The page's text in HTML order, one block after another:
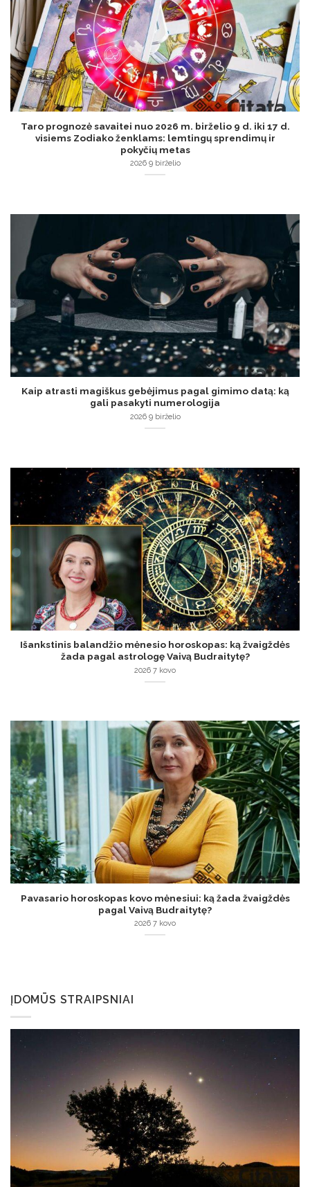
Taro prognozė savaitei nuo 2026 m. birželio 9 d. iki 17 d.
visiems Zodiako ženklams: lemtingų sprendimų ir
pokyčių metas
2026 9 birželio
Kaip atrasti magiškus gebėjimus pagal gimimo datą: ką
gali pasakyti numerologija
2026 9 birželio
Išankstinis balandžio mėnesio horoskopas: ką žvaigždės
žada pagal astrologę Vaivą Budraitytę?
2026 7 kovo
Pavasario horoskopas kovo mėnesiui: ką žada žvaigždės
pagal Vaivą Budraitytę?
2026 7 kovo
ĮDOMŪS STRAIPSNIAI